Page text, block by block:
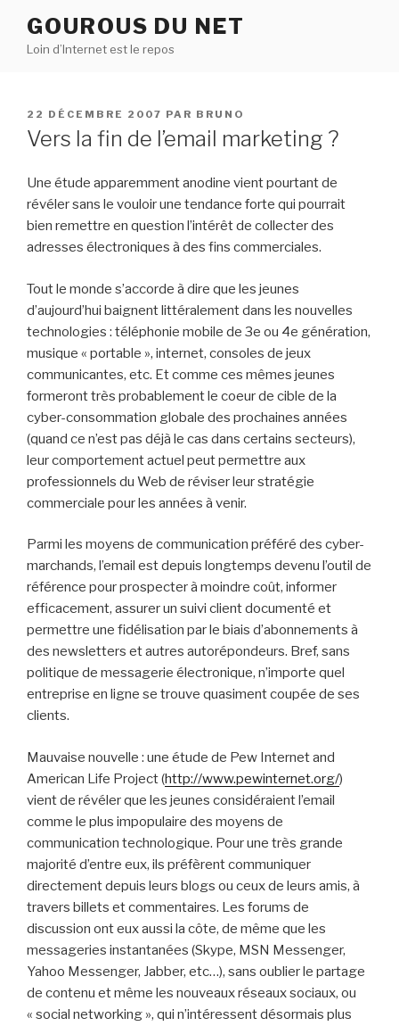
contenu
GOUROUS DU NET
Loin d’Internet est le repos
PUBLIÉ
LE
22 DÉCEMBRE 2007 PAR BRUNO
Vers la fin de l’email marketing ?
Une étude apparemment anodine vient pourtant de
révéler sans le vouloir une tendance forte qui pourrait
bien remettre en question l’intérêt de collecter des
adresses électroniques à des fins commerciales.
Tout le monde s’accorde à dire que les jeunes
d’aujourd’hui baignent littéralement dans les nouvelles
technologies : téléphonie mobile de 3e ou 4e génération,
musique « portable », internet, consoles de jeux
communicantes, etc. Et comme ces mêmes jeunes
formeront très probablement le coeur de cible de la
cyber-consommation globale des prochaines années
(quand ce n’est pas déjà le cas dans certains secteurs),
leur comportement actuel peut permettre aux
professionnels du Web de réviser leur stratégie
commerciale pour les années à venir.
Parmi les moyens de communication préféré des cyber-
marchands, l’email est depuis longtemps devenu l’outil de
référence pour prospecter à moindre coût, informer
efficacement, assurer un suivi client documenté et
permettre une fidélisation par le biais d’abonnements à
des newsletters et autres autorépondeurs. Bref, sans
politique de messagerie électronique, n’importe quel
entreprise en ligne se trouve quasiment coupée de ses
clients.
Mauvaise nouvelle : une étude de Pew Internet and
American Life Project (http://www.pewinternet.org/)
vient de révéler que les jeunes considéraient l’email
comme le plus impopulaire des moyens de
communication technologique. Pour une très grande
majorité d’entre eux, ils préfèrent communiquer
directement depuis leurs blogs ou ceux de leurs amis, à
travers billets et commentaires. Les forums de
discussion ont eux aussi la côte, de même que les
messageries instantanées (Skype, MSN Messenger,
Yahoo Messenger, Jabber, etc…), sans oublier le partage
de contenu et même les nouveaux réseaux sociaux, ou
« social networking », qui n’intéressent désormais plus